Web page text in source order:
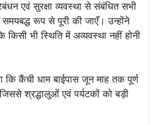
एवं सुरक्षा व्यवस्था से संबंधित सभी
रूप से पूरी की जाएँ। उन्होंने
किसी भी स्थिति में अव्यवस्था नहीं होनी
कि कैंची धाम बाईपास जून माह तक पूर्ण
श्रद्धालुओं एवं पर्यटकों को बड़ी